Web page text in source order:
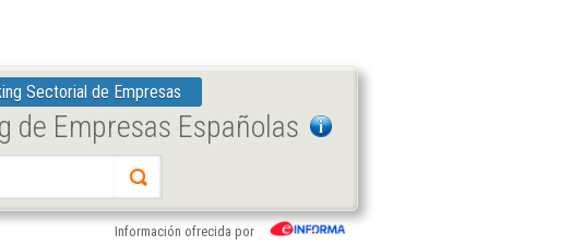
Sectorial de Empresas
de Empresas Españolas
Información ofrecida por